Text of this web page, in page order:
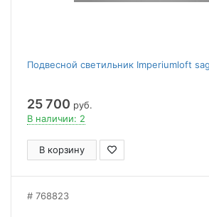
Подвесной светильник Imperiumloft
25 700 руб.
В наличии: 2
В корзину
768823